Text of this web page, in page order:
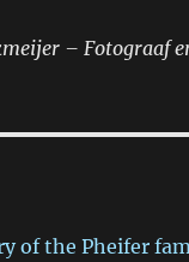
– Fotograaf
of the Pheifer